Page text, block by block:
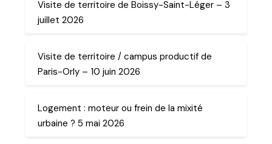
Visite de territoire de Boissy-Saint-Léger – 3
juillet 2026
Visite de territoire / campus productif de
Paris-Orly – 10 juin 2026
Logement : moteur ou frein de la mixité
urbaine ? 5 mai 2026